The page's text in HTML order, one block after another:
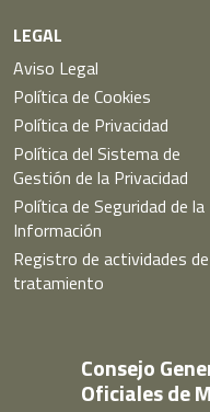
LEGAL
Aviso Legal
Política de Cookies
Política de Privacidad
Política del Sistema de
Gestión de la Privacidad
Política de Seguridad de la
Información
Registro de actividades de
tratamiento
Consejo
Oficiales de